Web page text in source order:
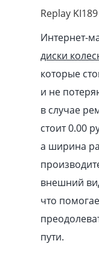
Replay
Интернет-
диски
которые
и не
в случае
стоит 0.00
а ширина
внешний
что
пути.